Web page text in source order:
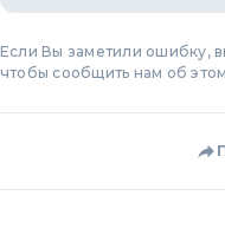
Если Вы заметили ошибку,
чтобы сообщить нам об